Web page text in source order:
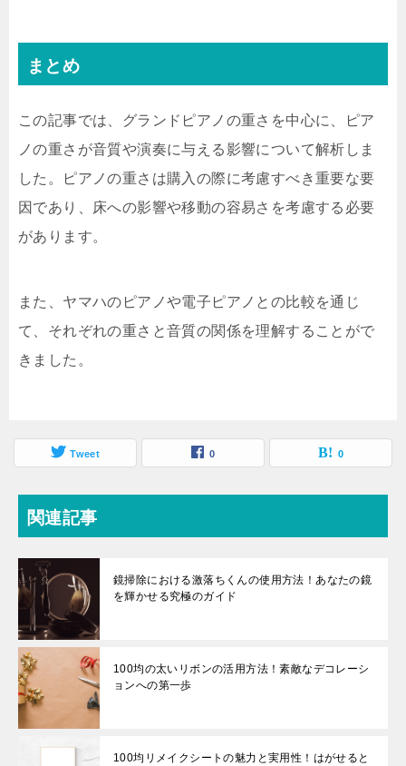
まとめ
この記事では、グランドピアノの重さを中心に、ピア
ノの重さが音質や演奏に与える影響について解析しま
した。ピアノの重さは購入の際に考慮すべき重要な要
因であり、床への影響や移動の容易さを考慮する必要
があります。
また、ヤマハのピアノや電子ピアノとの比較を通じ
て、それぞれの重さと音質の関係を理解することがで
きました。
Tweet 0 0
関連記事
鏡掃除における激落ちくんの使用方法！あなたの鏡
を輝かせる究極のガイド
100均の太いリボンの活用方法！素敵なデコレーシ
ョンへの第一歩
100均リメイクシートの魅力と実用性！はがせると